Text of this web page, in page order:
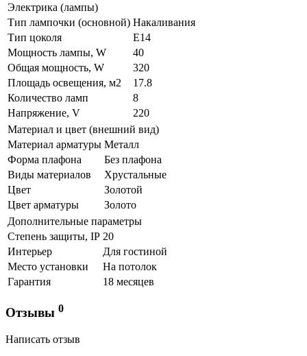
Электрика (лампы)
Тип лампочки (основной) Накаливания
Тип цоколя
E14
Мощность лампы, W
40
Общая мощность, W
320
Площадь освещения, м2
17.8
Количество ламп
8
Напряжение, V
220
Материал и цвет (внешний вид)
Материал арматуры Металл
Форма плафона
Без плафона
Виды материалов
Хрустальные
Цвет
Золотой
Цвет арматуры
Золото
Дополнительные параметры
Степень защиты, IP 20
Интерьер
Для гостиной
Место установки
На потолок
Гарантия
18 месяцев
Отзывы 0
Написать отзыв